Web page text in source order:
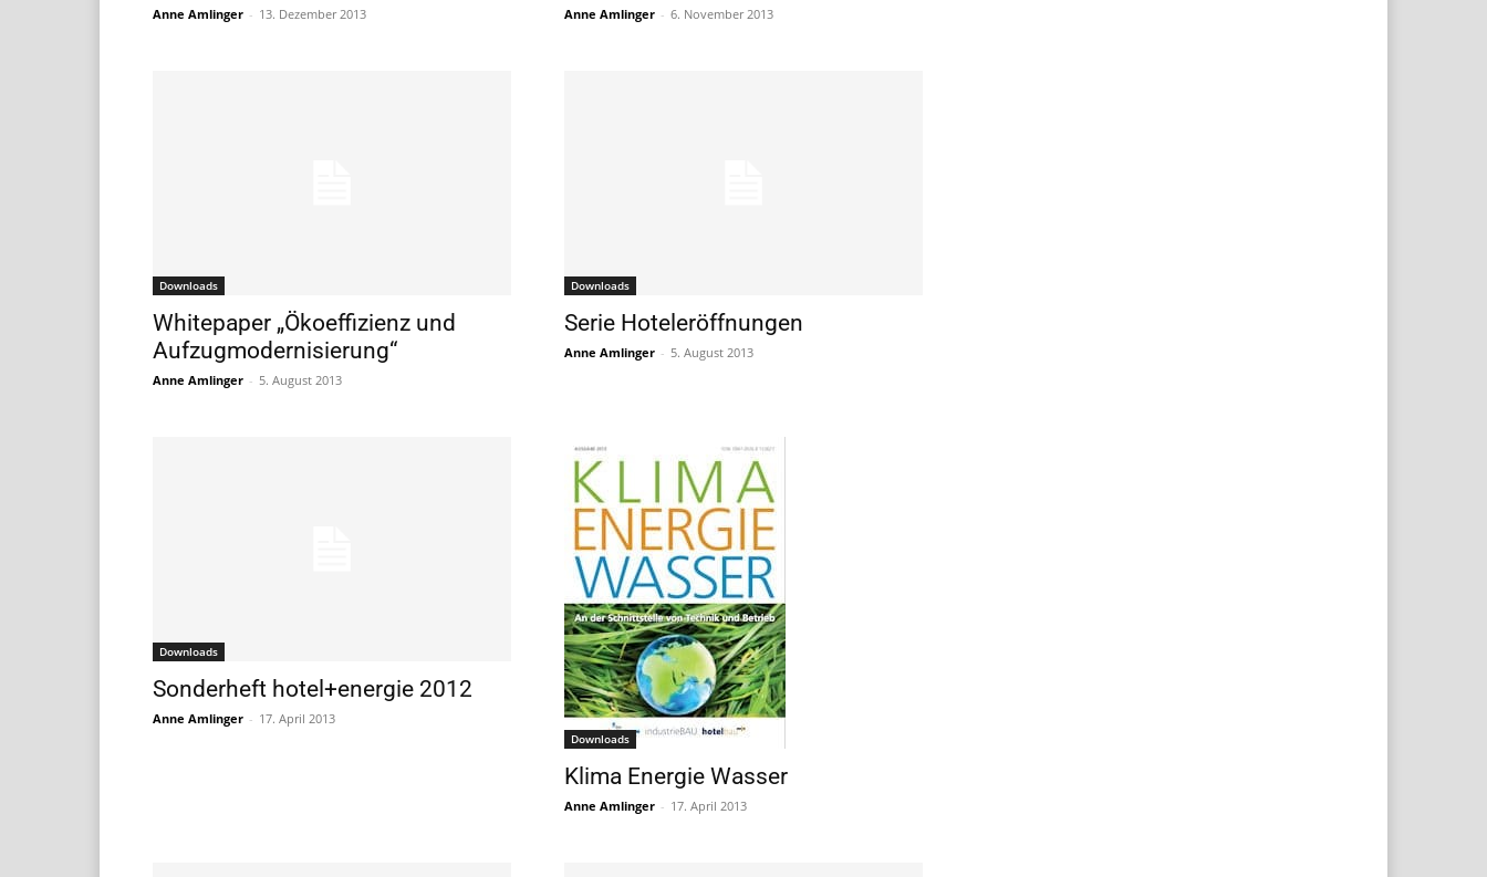
Anne Amlinger - 13. Dezember 2013 Anne Amlinger - 6. November 2013
Downloads
Whitepaper „Ökoeffizienz und
Aufzugmodernisierung“
Anne Amlinger - 5. August 2013
Downloads
Serie Hoteleröffnungen
Anne Amlinger - 5. August 2013
Downloads
Sonderheft hotel+energie 2012
Anne Amlinger - 17. April 2013
Downloads
Klima Energie Wasser
Anne Amlinger - 17. April 2013